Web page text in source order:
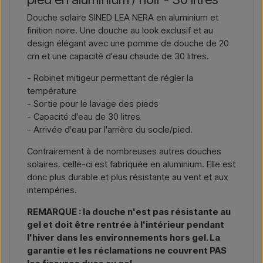
Nous écrire → Nous appeler →
Douche solaire SINED LEA NERA en aluminium et
finition noire. Une douche au look exclusif et au
design élégant avec une pomme de douche de 20
cm et une capacité d'eau chaude de 30 litres.
- Robinet mitigeur permettant de régler la
température
- Sortie pour le lavage des pieds
- Capacité d'eau de 30 litres
- Arrivée d'eau par l'arrière du socle/pied.
Contrairement à de nombreuses autres douches
solaires, celle-ci est fabriquée en aluminium. Elle est
donc plus durable et plus résistante au vent et aux
intempéries.
REMARQUE : la douche n'est pas résistante au
gel et doit être rentrée à l'intérieur pendant
l'hiver dans les environnements hors gel. La
garantie et les réclamations ne couvrent PAS